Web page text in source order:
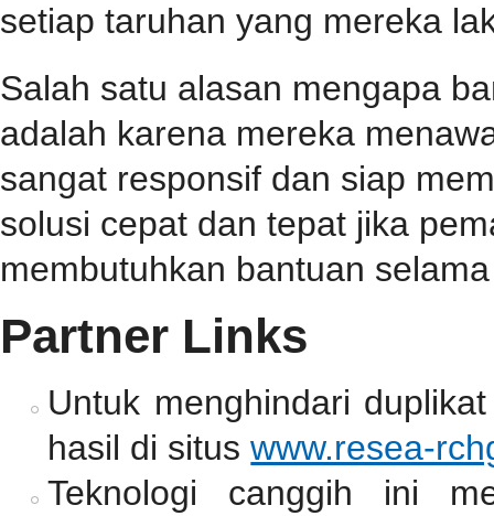
setiap taruhan yang mereka
Salah satu alasan mengapa
adalah karena mereka
sangat responsif dan siap
solusi cepat dan tepat jika
membutuhkan bantuan
Partner Links
Untuk menghindari
hasil di situswww.resea-
Teknologi canggih ini